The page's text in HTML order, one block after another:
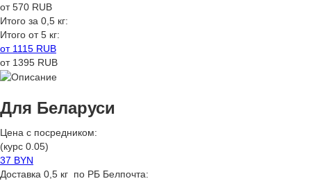
от 570 RUB
Итого за 0,5 кг:
Итого от 5 кг:
от 1115 RUB
от 1395 RUB
Для Беларуси
Цена с посредником:
(курс 0.05)
37 BYN
Доставка 0,5 кг по РБ Белпочта: